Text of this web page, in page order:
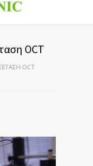
OCT
OCT